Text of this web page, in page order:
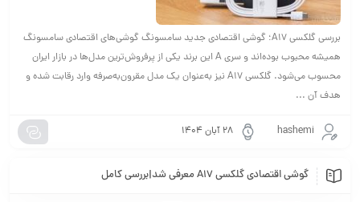
بررسی گلکسی A17؛ گوشی اقتصادی جدید سامسونگ گوشی‌های اقتصادی سامسونگ
همیشه محبوب بوده‌اند و سری A این برند یکی از پرفروش‌ترین‌ مدل‌ها در بازار ایران
محسوب می‌شود. گلکسی A17 نیز به‌عنوان یک مدل مقرون‌به‌صرفه وارد رقابت شده و
هدف آن ...
hashemi ۲۸ آبان ۱۴۰۴
گوشی اقتصادی گلکسی A17 معرفی شد|بررسی کامل